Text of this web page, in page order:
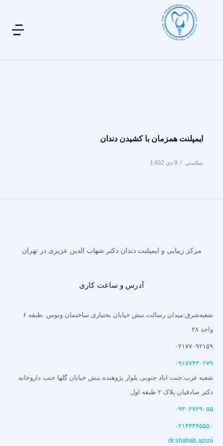
ایمپلنت همزمان با کشیدن دندان
سلامتی 9 دی 1402
مرکز زیبایی و ایمپلنت دندان دکتر شهاب الدین عزیزی در تهران
آدرس و ساعت کاری
شعبه‌شرق:میدان رسالت.نبش خیابان بختیاری‌ ساختمان ونوس .طبقه ۶
واحد ۲۸
۰۲۱۷۷۰۹۲۱۵۹
۰۹۱۷۷۴۳۰۲۷۹
شعبه غرب:جنت اباد جنوبی بلوار پژوهنده.نبش خیابان گلها جنب داروخانه
دکتر صادقیان.پلاک ۲ طبقه اول
۰۹۳۰۲۷۲۹۰۵۵
۰۲۱۴۴۴۴۵۵۵۰
dr.shahab.azizii